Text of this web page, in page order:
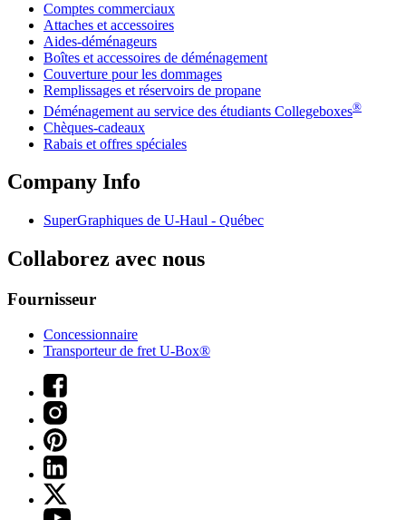
Comptes commerciaux
Attaches et accessoires
Aides-déménageurs
Boîtes et accessoires de déménagement
Couverture pour les dommages
Remplissages et réservoirs de propane
Déménagement au service des étudiants Collegeboxes®
Chèques-cadeaux
Rabais et offres spéciales
Company Info
SuperGraphiques de U-Haul - Québec
Collaborez avec nous
Fournisseur
Concessionnaire
Transporteur de fret U-Box®